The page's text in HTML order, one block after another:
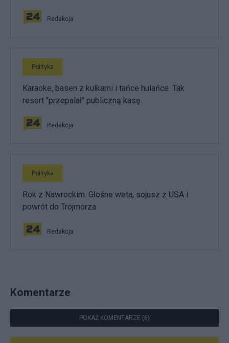
Redakcja
Polityka
Karaoke, basen z kulkami i tańce hulańce. Tak
resort "przepalał" publiczną kasę
Redakcja
Polityka
Rok z Nawrockim. Głośne weta, sojusz z USA i
powrót do Trójmorza
Redakcja
Komentarze
POKAŻ KOMENTARZE (6)